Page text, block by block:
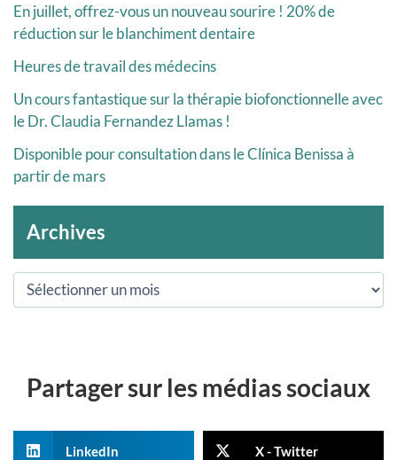
En juillet, offrez-vous un nouveau sourire ! 20% de
réduction sur le blanchiment dentaire
Heures de travail des médecins
Un cours fantastique sur la thérapie biofonctionnelle avec
le Dr. Claudia Fernandez Llamas !
Disponible pour consultation dans le Clínica Benissa à
partir de mars
Archives
Partager sur les médias sociaux
LinkedIn X - Twitter